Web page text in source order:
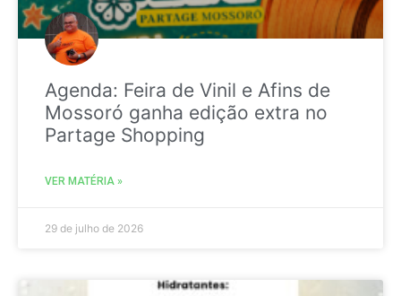
Agenda: Feira de Vinil e Afins de
Mossoró ganha edição extra no
Partage Shopping
VER MATÉRIA »
29 de julho de 2026